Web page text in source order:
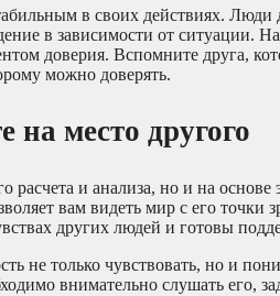
в своих действиях.
в зависимости от ситуации.
доверия. Вспомните друга,
можно доверять.
место другого
расчета и анализа, но и на
вам видеть мир с его
других людей и готовы
не только чувствовать, но и
внимательно слушать его,